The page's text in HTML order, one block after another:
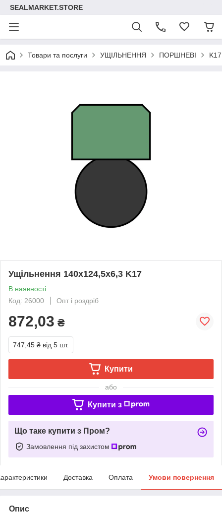
SEALMARKET.STORE
Товари та послуги УЩІЛЬНЕННЯ ПОРШНЕВІ
Ущільнення 140х124,5х6,3 K17
В наявності
Код: 26000
Опт і роздріб
872,03 ₴
747,45 ₴ від 5 шт.
Купити
або
Купити з
Що таке купити з Пром?
Замовлення під захистом
Доставка Оплата Умови повернення
Опис